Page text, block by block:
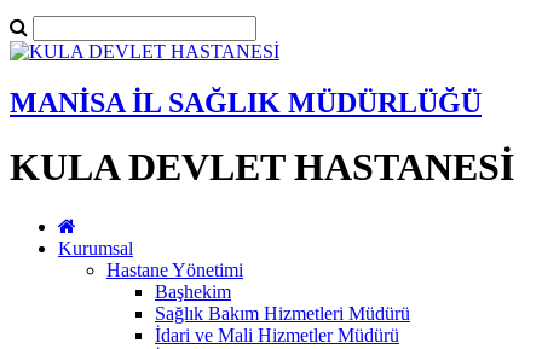
MANİSA İL SAĞLIK MÜDÜRLÜĞÜ
KULA DEVLET HASTANESİ
Kurumsal
Hastane Yönetimi
Başhekim
Sağlık Bakım Hizmetleri Müdürü
İdari ve Mali Hizmetler Müdürü